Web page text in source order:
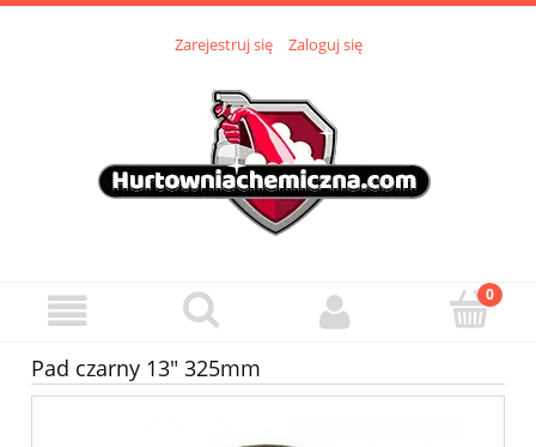
Zarejestruj się Zaloguj się
Pad czarny 13" 325mm